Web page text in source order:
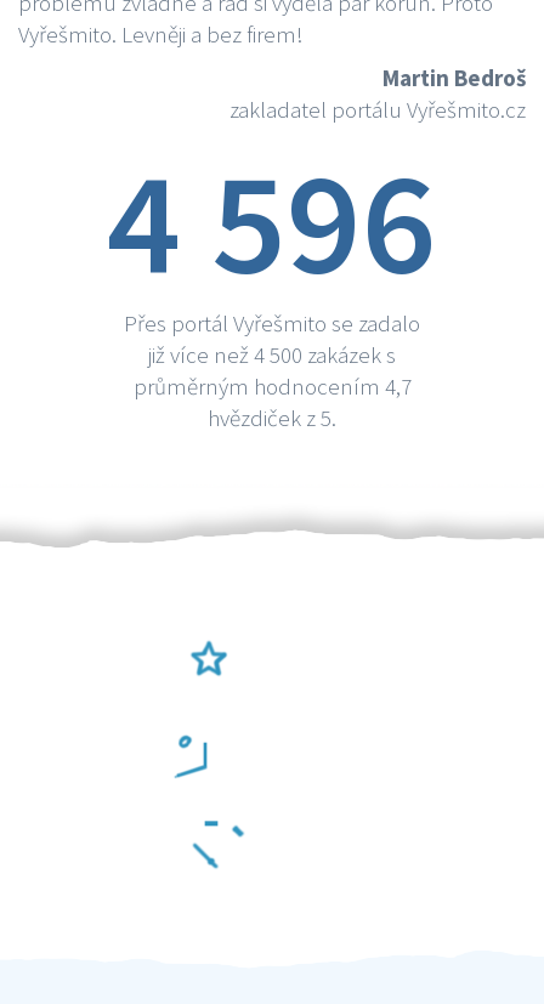
Vyřešmito. Levněji a bez firem!
Martin Bedroš
zakladatel portálu Vyřešmito.cz
4 596
Přes portál Vyřešmito se zadalo
již více než 4 500 zakázek s
průměrným hodnocením 4,7
hvězdiček z 5.